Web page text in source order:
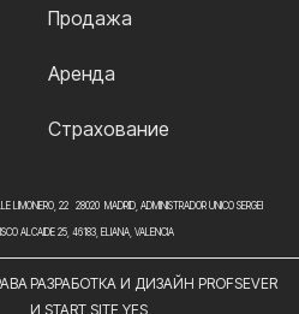
Продажа
Аренда
Страхование
LIMONERO, 22 28020 MADRID, ADMINISTRADOR UNICO SERGEI
ALCAIDE 25, 46183, ELIANA, VALENCIA
РАЗРАБОТКА И ДИЗАЙН PROFSEVER
И START SITE YES